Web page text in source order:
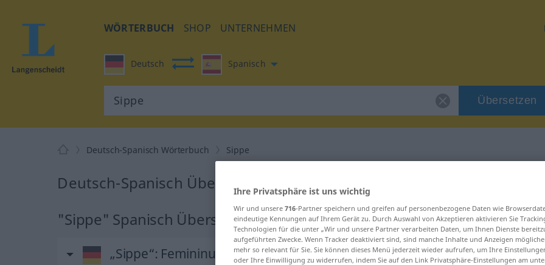
WÖRTERBUCH SHOP UNTERNEHMEN
Deutsch Spanisch
Übersetzen
Deutsch-Spanisch Wörterbuch Sippe
Deutsch-Spanisch Übersetzung für "Sippe"
"Sippe" Spanisch Übersetzung
„Sippe“: Femininum
Ihre Privatsphäre ist uns wichtig
Wir und unsere 716-Partner speichern und greifen auf personenbezogene Daten wie
eindeutige Kennungen auf Ihrem Gerät zu. Durch Auswahl von Akzeptieren aktivieren Sie
Technologien für die unter „Wir und unsere Partner verarbeiten Daten, um Ihnen Dienste
aufgeführten Zwecke. Wenn Tracker deaktiviert sind, sind manche Inhalte und Anzeigen
mehr so relevant für Sie. Sie können dieses Menü jederzeit wieder aufrufen, um Ihre
oder Ihre Einwilligung zu widerrufen, indem Sie auf den Link Privatsphäre-Einstellungen am